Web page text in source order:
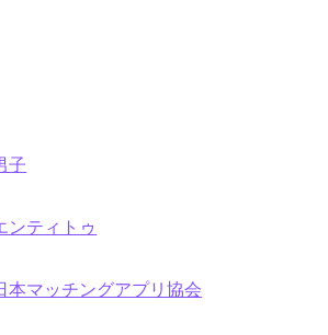
子
ンティトゥ
本マッチングアプリ協会